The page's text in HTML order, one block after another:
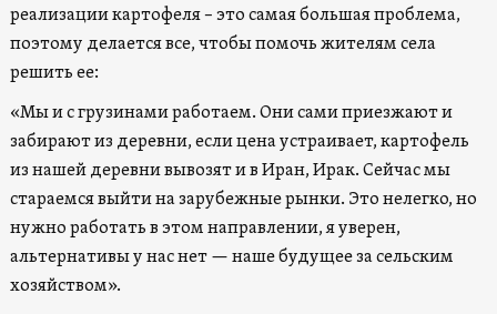
реализации картофеля – это самая большая проблема,
поэтому делается все, чтобы помочь жителям села
решить ее:
«Мы и с грузинами работаем. Они сами приезжают и
забирают из деревни, если цена устраивает, картофель
из нашей деревни вывозят и в Иран, Ирак. Сейчас мы
стараемся выйти на зарубежные рынки. Это нелегко, но
нужно работать в этом направлении, я уверен,
альтернативы у нас нет — наше будущее за сельским
хозяйством».